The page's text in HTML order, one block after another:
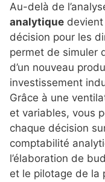
Au-delà de
analytique devient
décision pour les
permet de simuler
d’un nouveau
investissement
Grâce à une
et variables, vous
chaque décision
comptabilité
l’élaboration de
et le pilotage de la